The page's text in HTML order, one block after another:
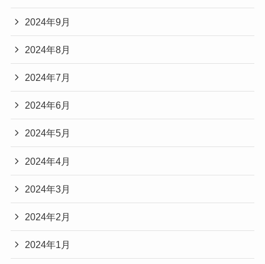
2024年9月
2024年8月
2024年7月
2024年6月
2024年5月
2024年4月
2024年3月
2024年2月
2024年1月